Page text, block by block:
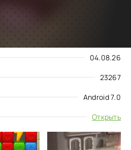
04.08.26
23267
Android 7.0
Открыть